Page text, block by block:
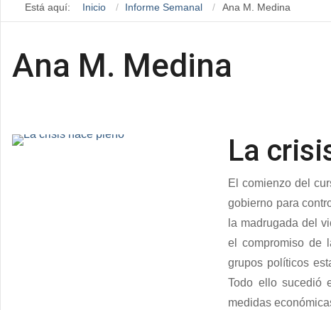
Está aquí: Inicio Informe Semanal Ana M. Medina
Ana M. Medina
La
El comienzo del
gobierno para
la madrugada del
el compromiso de
grupos políticos
Todo ello sucedió
medidas